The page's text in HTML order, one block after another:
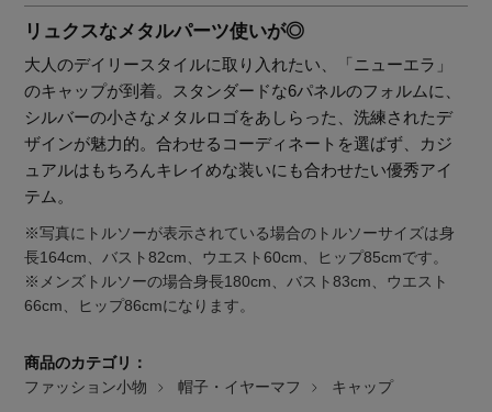
リュクスなメタルパーツ使いが◎
大人のデイリースタイルに取り入れたい、「ニューエラ」
のキャップが到着。スタンダードな6パネルのフォルムに、
シルバーの小さなメタルロゴをあしらった、洗練されたデ
ザインが魅力的。合わせるコーディネートを選ばず、カジ
ュアルはもちろんキレイめな装いにも合わせたい優秀アイ
テム。
※写真にトルソーが表示されている場合のトルソーサイズは身
長164cm、バスト82cm、ウエスト60cm、ヒップ85cmです。
※メンズトルソーの場合身長180cm、バスト83cm、ウエスト
66cm、ヒップ86cmになります。
商品のカテゴリ：
ファッション小物
帽子・イヤーマフ キャップ